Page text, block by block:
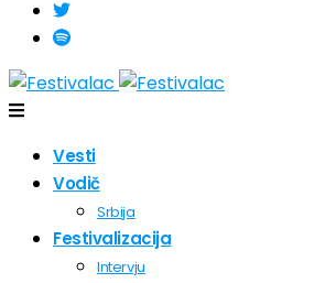
Vesti
Vodič
Srbija
Festivalizacija
Intervju